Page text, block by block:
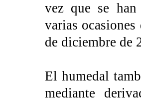
vez que se
varias
de diciembre de
El humedal
mediante